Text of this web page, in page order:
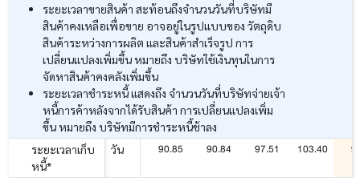
ระยะเวลาขายสินค้า สะท้อนถึงจำนวนวันที่บริษัทมี
สินค้าคงเหลือเพื่อขาย อาจอยู่ในรูปแบบของ วัตถุดิบ
สินค้าระหว่างการผลิต และสินค้าสำเร็จรูป การ
เปลี่ยนแปลงเพิ่มขึ้น หมายถึง บริษัทใช้เงินทุนในการ
จัดหาสินค้าคงคลังเพิ่มขึ้น
ระยะเวลาชำระหนี้ แสดงถึง จำนวนวันที่บริษัทจ่ายเจ้า
หนี้การค้าหลังจากได้รับสินค้า การเปลี่ยนแปลงเพิ่ม
ขึ้น หมายถึง บริษัทมีการชำระหนี้ช้าลง
ระยะเวลาเก็บ
หนี้*
วัน 90.85 90.84 97.51 103.40